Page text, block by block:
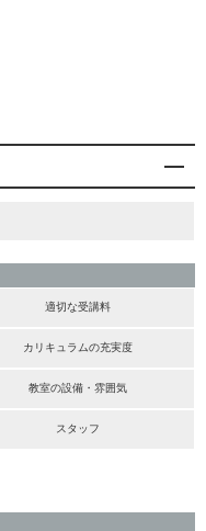
適切な受講料
カリキュラムの充実度
教室の設備・雰囲気
スタッフ